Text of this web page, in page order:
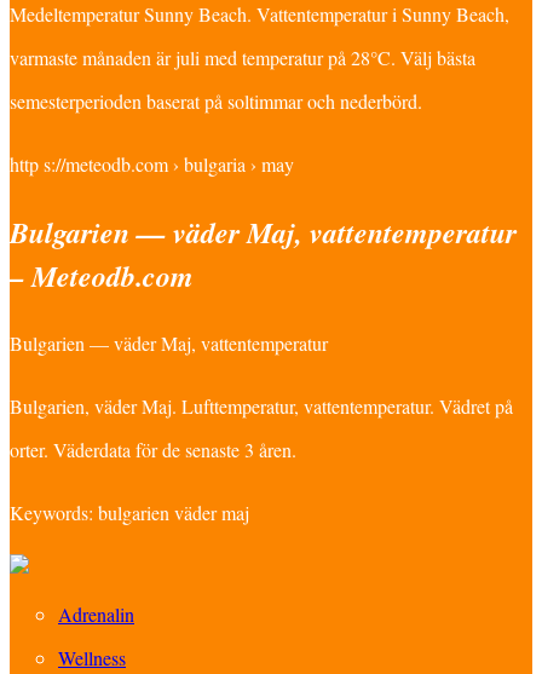
Medeltemperatur Sunny Beach. Vattentemperatur i Sunny Beach,
varmaste månaden är juli med temperatur på 28°C. Välj bästa
semesterperioden baserat på soltimmar och nederbörd.
http s://meteodb.com › bulgaria › may
Bulgarien — väder Maj, vattentemperatur
– Meteodb.com
Bulgarien — väder Maj, vattentemperatur
Bulgarien, väder Maj. Lufttemperatur, vattentemperatur. Vädret på
orter. Väderdata för de senaste 3 åren.
Keywords: bulgarien väder maj
Adrenalin
Wellness